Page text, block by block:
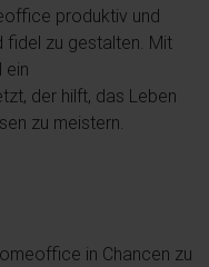
produktiv und
fidel zu gestalten. Mit
ein
der hilft, das Leben
zu meistern.
in Chancen zu